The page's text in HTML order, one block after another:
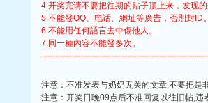
4.开奖完请不要把往期的贴子顶上来，发现
5.不能發QQ、电话、網址等廣告，否則封ID
6.不能用任何語言去中傷他人。
7.同一種內容不能發多次。
注意：不准发表与奶奶无关的文章,不要把是
注意：开奖日晚09点后不准回复以往旧帖,违